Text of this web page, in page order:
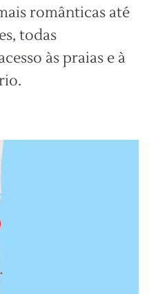
românticas até
todas
às praias e à